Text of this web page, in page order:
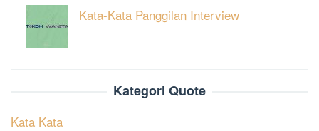
Kata-Kata Panggilan Interview
Kategori Quote
Kata Kata